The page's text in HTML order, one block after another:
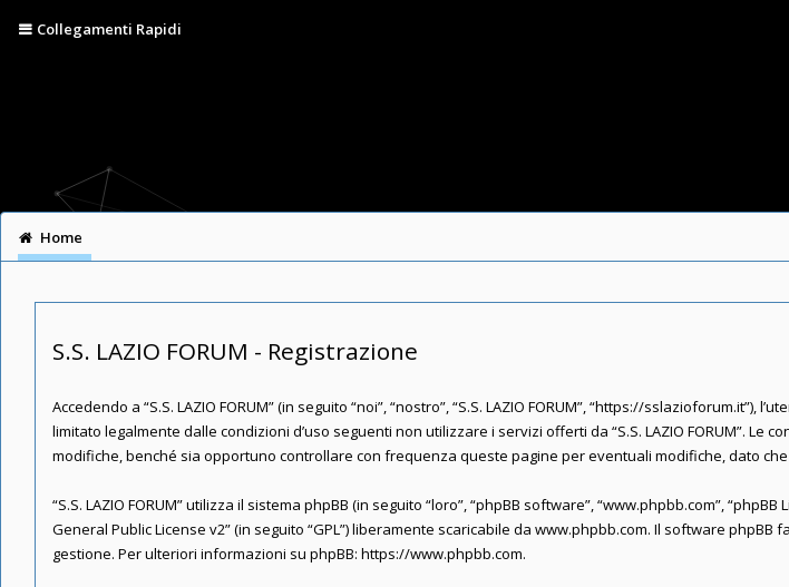
Collegamenti Rapidi
Home
S.S. LAZIO FORUM - Registrazione
Accedendo a “S.S. LAZIO FORUM” (in seguito “noi”, “nostro”, “S.S. LAZIO FORUM”, “https://
limitato legalmente dalle condizioni d’uso seguenti non utilizzare i servizi offerti da “S.S. LAZIO FORUM”.
modifiche, benché sia opportuno controllare con frequenza queste pagine per eventuali modifiche, dato che
“S.S. LAZIO FORUM” utilizza il sistema phpBB (in seguito “loro”, “phpBB software”, “www.phpbb.com”,
General Public License v2” (in seguito “GPL”) liberamente scaricabile da www.phpbb.com. Il software phpBB
gestione. Per ulteriori informazioni su phpBB: https://www.phpbb.com.